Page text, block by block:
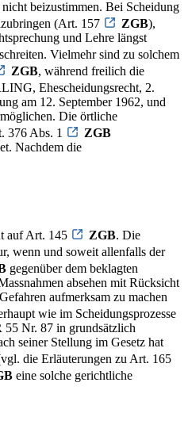
beizustimmen. Bei Scheidung
(Art. 157 ZGB),
und Lehre längst
Vielmehr sind zu solchem
ZGB, während freilich die
Ehescheidungsrecht, 2.
am 12. September 1962, und
Die örtliche
376 Abs. 1
ZGB
Nachdem die
auf Art. 145 ZGB. Die
wenn und soweit allenfalls der
gegenüber dem beklagten
absehen mit Rücksicht
aufmerksam zu machen
wie im Scheidungsprozesse
55 Nr. 87 in grundsätzlich
seiner Stellung im Gesetz hat
die Erläuterungen zu Art. 165
eine solche gerichtliche